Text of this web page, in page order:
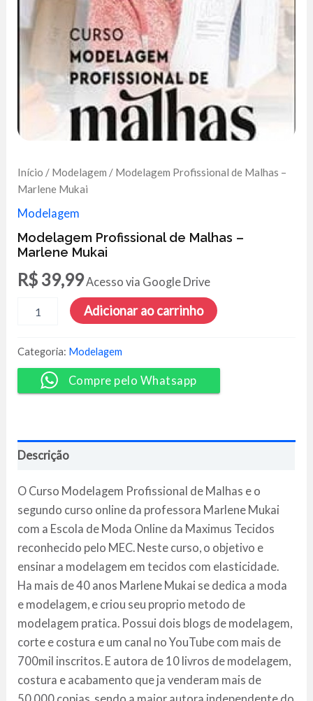
Início / Modelagem / Modelagem Profissional de Malhas –
Marlene Mukai
Modelagem
Modelagem Profissional de Malhas –
Marlene Mukai
R$ 39,99Acesso via Google Drive
Profissional
Malhas
-
Marlene
Mukai
Adicionar ao carrinho
Categoria: Modelagem
Compre pelo Whatsapp
Descrição
O Curso Modelagem Profissional de Malhas e o
segundo curso online da professora Marlene Mukai
com a Escola de Moda Online da Maximus Tecidos
reconhecido pelo MEC. Neste curso, o objetivo e
ensinar a modelagem em tecidos com elasticidade.
Ha mais de 40 anos Marlene Mukai se dedica a moda
e modelagem, e criou seu proprio metodo de
modelagem pratica. Possui dois blogs de modelagem,
corte e costura e um canal no YouTube com mais de
700mil inscritos. E autora de 10 livros de modelagem,
costura e acabamento que ja venderam mais de